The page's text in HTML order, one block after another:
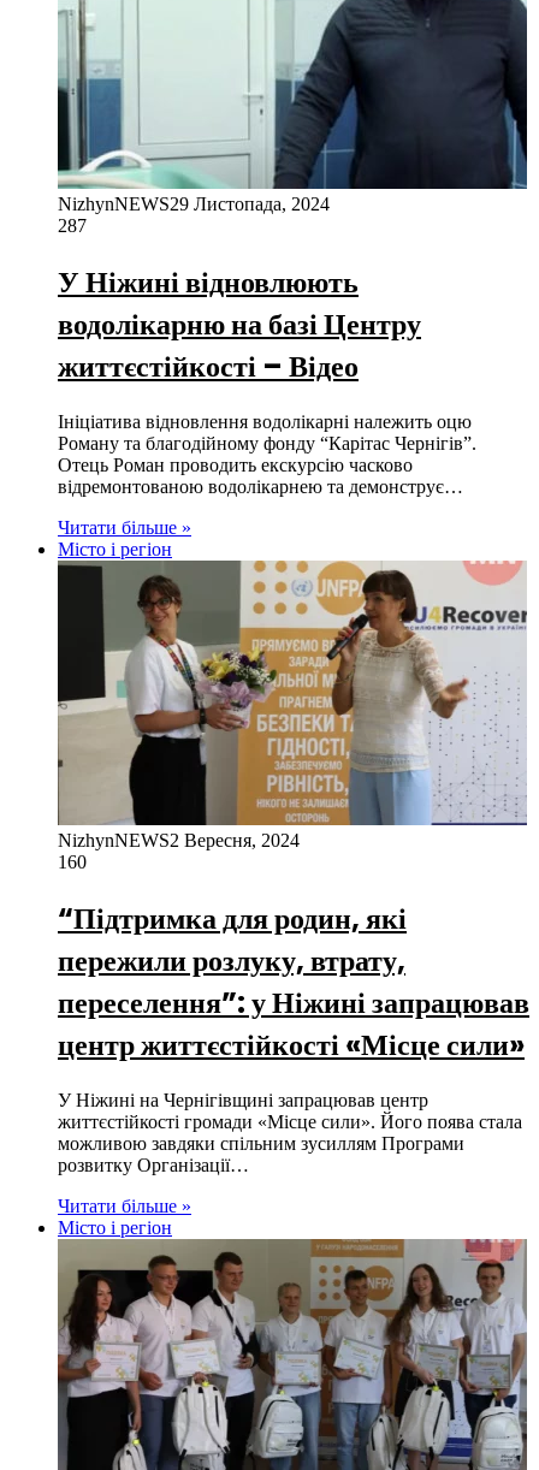
NizhynNEWS29 Листопада, 2024
287
У Ніжині відновлюють
водолікарню на базі Центру
життєстійкості – Відео
Ініціатива відновлення водолікарні належить оцю
Роману та благодійному фонду “Карітас Чернігів”.
Отець Роман проводить екскурсію часково
відремонтованою водолікарнею та демонструє…
Читати більше »
Місто і регіон
NizhynNEWS2 Вересня, 2024
160
“Підтримка для родин, які
пережили розлуку, втрату,
переселення”: у Ніжині запрацював
центр життєстійкості «Місце сили»
У Ніжині на Чернігівщині запрацював центр
життєстійкості громади «Місце сили». Його поява стала
можливою завдяки спільним зусиллям Програми
розвитку Організації…
Читати більше »
Місто і регіон